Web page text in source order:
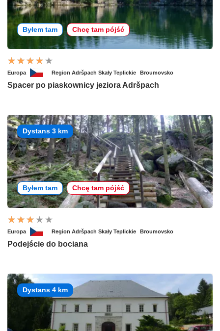
Byłem tam Chcę tam pójść
Europa Region Adršpach Skały Teplickie Broumovsko
Spacer po piaskownicy jeziora Adršpach
Dystans 3 km
Byłem tam Chcę tam pójść
Europa Region Adršpach Skały Teplickie Broumovsko
Podejście do bociana
Dystans 4 km